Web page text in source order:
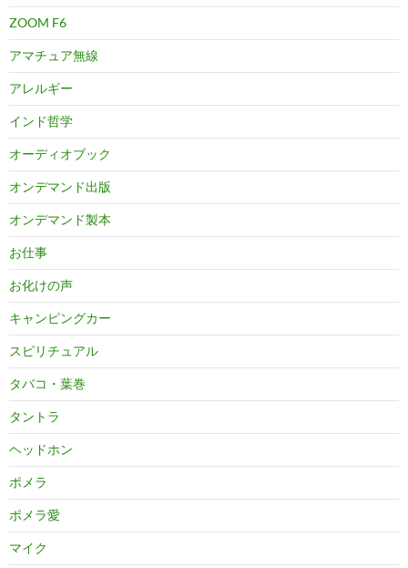
ZOOM F6
アマチュア無線
アレルギー
インド哲学
オーディオブック
オンデマンド出版
オンデマンド製本
お仕事
お化けの声
キャンピングカー
スピリチュアル
タバコ・葉巻
タントラ
ヘッドホン
ポメラ
ポメラ愛
マイク